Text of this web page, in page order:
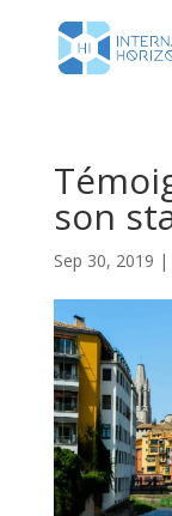
son
Sep 30, 2019 |